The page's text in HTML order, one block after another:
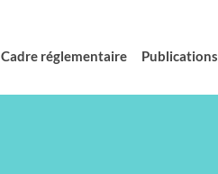
Cadre réglementaire Publications